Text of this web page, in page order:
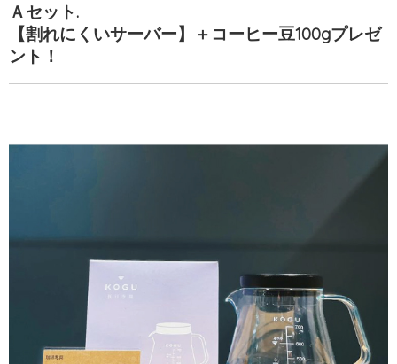
Ａセット.
【割れにくいサーバー】＋コーヒー豆100gプレゼ
ント！